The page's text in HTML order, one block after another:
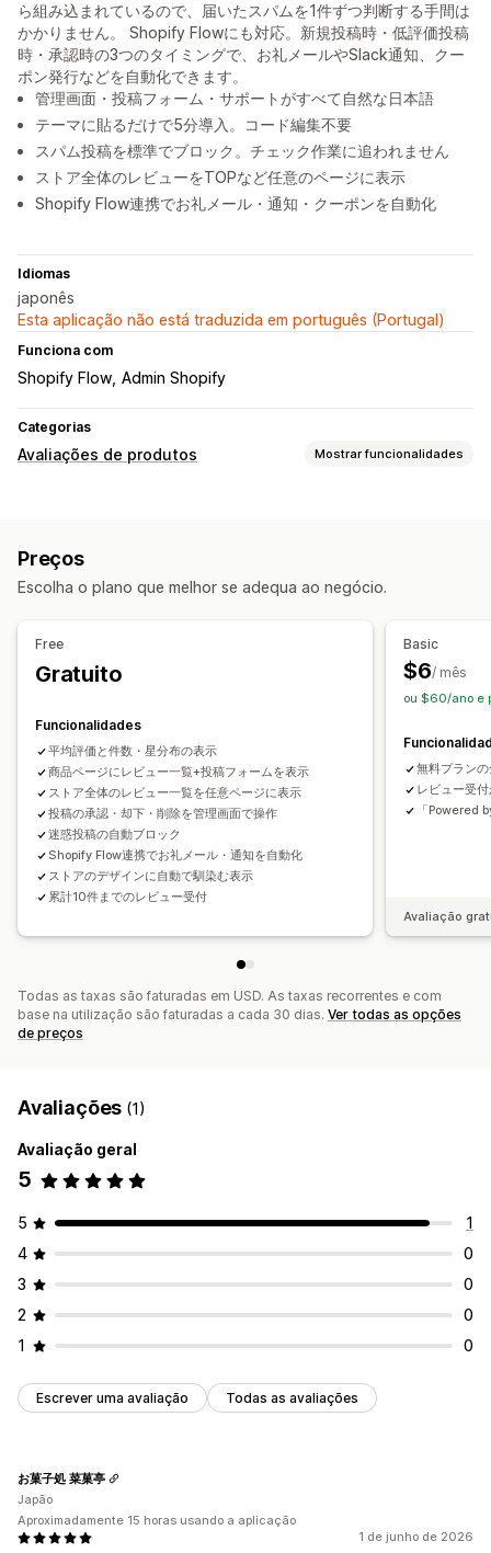
ら組み込まれているので、届いたスパムを1件ずつ判断する手間は
かかりません。 Shopify Flowにも対応。新規投稿時・低評価投稿
時・承認時の3つのタイミングで、お礼メールやSlack通知、クー
ポン発行などを自動化できます。
管理画面・投稿フォーム・サポートがすべて自然な日本語
テーマに貼るだけで5分導入。コード編集不要
スパム投稿を標準でブロック。チェック作業に追われません
ストア全体のレビューをTOPなど任意のページに表示
Shopify Flow連携でお礼メール・通知・クーポンを自動化
Idiomas
japonês
Esta aplicação não está traduzida em português (Portugal)
Funciona com
Shopify Flow Admin Shopify
Categorias
Avaliações de produtos Mostrar funcionalidades
Filtros
Preços
Escolha o plano que melhor se adequa ao negócio.
Free
Gratuito
Funcionalidades
平均評価と件数・星分布の表示
商品ページにレビュー一覧+投稿フォームを表示
ストア全体のレビュー一覧を任意ページに表示
投稿の承認・却下・削除を管理画面で操作
迷惑投稿の自動ブロック
Shopify Flow連携でお礼メール・通知を自動化
ストアのデザインに自動で馴染む表示
累計10件までのレビュー受付
Basic
$6/ mês
ou $60/ano e
無料プラン
レビュー受
「Powered
Avaliação
Todas as taxas são faturadas em USD. As taxas recorrentes e com
base na utilização são faturadas a cada 30 dias. Ver todas as opções
de preços
Avaliações (1)
Avaliação geral
5
5
1
4
0
3
0
2
0
1
0
Escrever uma avaliação Todas as avaliações
1 de junho de 2026
お菓子処 菜菓亭
Japão
Aproximadamente 15 horas usando a aplicação